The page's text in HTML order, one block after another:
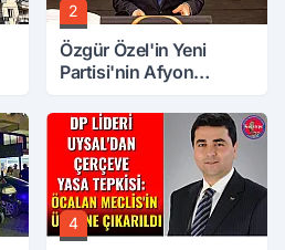
2
Özgür Özel'in Yeni
Partisi'nin Afyon
4